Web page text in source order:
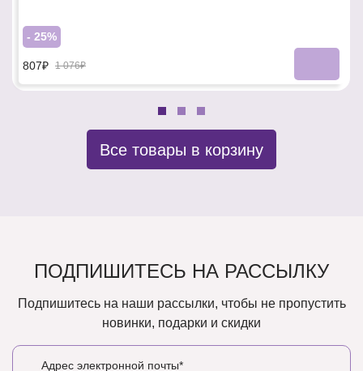
- 25%
807₽ 1 076₽
Все товары в корзину
ПОДПИШИТЕСЬ НА РАССЫЛКУ
Подпишитесь на наши рассылки, чтобы не пропустить
новинки, подарки и скидки